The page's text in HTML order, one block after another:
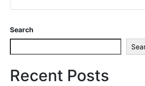
Search
Recent Posts